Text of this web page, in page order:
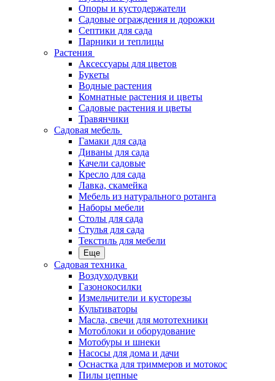
Опоры и кустодержатели
Садовые ограждения и дорожки
Септики для сада
Парники и теплицы
Растения
Аксессуары для цветов
Букеты
Водные растения
Комнатные растения и цветы
Садовые растения и цветы
Травянчики
Садовая мебель
Гамаки для сада
Диваны для сада
Качели садовые
Кресло для сада
Лавка, скамейка
Мебель из натурального ротанга
Наборы мебели
Столы для сада
Стулья для сада
Текстиль для мебели
Еще
Садовая техника
Воздуходувки
Газонокосилки
Измельчители и кусторезы
Культиваторы
Масла, свечи для мототехники
Мотоблоки и оборудование
Мотобуры и шнеки
Насосы для дома и дачи
Оснастка для триммеров и мотокос
Пилы цепные